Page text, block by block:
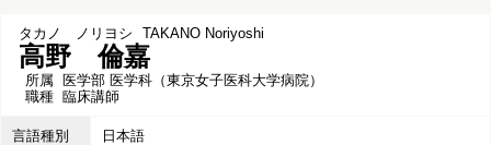
タカノ ノリヨシ TAKANO Noriyoshi
高野 倫嘉
所属 医学部 医学科（東京女子医科大学病院）
職種 臨床講師
言語種別 日本語